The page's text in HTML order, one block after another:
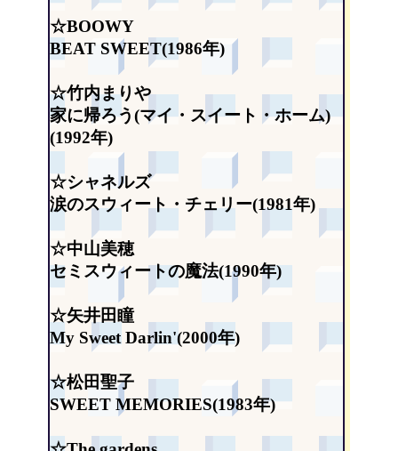
☆BOOWY
BEAT SWEET(1986年)
☆竹内まりや
家に帰ろう(マイ・スイート・ホーム)
(1992年)
☆シャネルズ
涙のスウィート・チェリー(1981年)
☆中山美穂
セミスウィートの魔法(1990年)
☆矢井田瞳
My Sweet Darlin'(2000年)
☆松田聖子
SWEET MEMORIES(1983年)